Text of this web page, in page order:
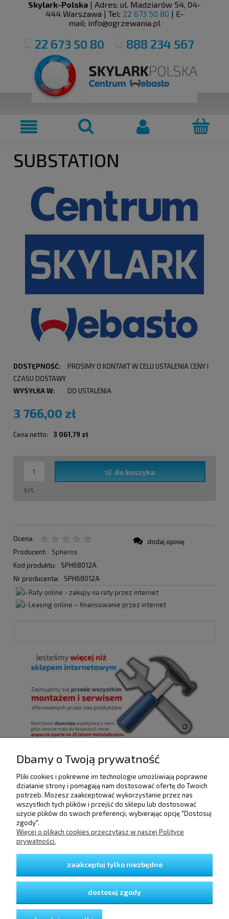
Skylark-Polska | Adres: ul. Madziarów 54, 04-
444 Warszawa | Tel: 22 673 50 80 | E-
mail: info@ogrzewania.pl
22 673 50 80 888 234 567
SUBSTATION
DOSTĘPNOŚĆ:
PROSIMY O KONTAKT W CELU USTALENIA CENY I
CZASU DOSTAWY
WYSYŁKA W:
DO USTALENIA
3 766,00 zł
Cena netto: 3 061,79 zł
szt.
do koszyka
Ocena:
Producent:
Spheros
Kod produktu:
SPH68012A
Nr producenta:
SPH68012A
dodaj opinię
POMOC
DOSTAWA I PŁATNOŚCI
GWARANCJA I ZWROTY
O FIRMIE
Dbamy o Twoją prywatność
Pliki cookies i pokrewne im technologie umożliwiają poprawne
działanie strony i pomagają nam dostosować ofertę do Twoich
potrzeb. Możesz zaakceptować wykorzystanie przez nas
wszystkich tych plików i przejść do sklepu lub dostosować
użycie plików do swoich preferencji, wybierając opcję "Dostosuj
zgody".
Więcej o plikach cookies przeczytasz w naszej Polityce
prywatności.
zaakceptuj tylko niezbędne
dostosuj zgody